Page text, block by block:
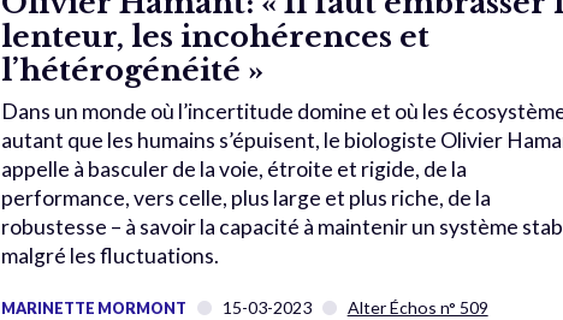
lenteur, les incohérences et
l’hétérogénéité »
Dans un monde où l’incertitude domine et où les
autant que les humains s’épuisent, le biologiste Olivier
appelle à basculer de la voie, étroite et rigide, de la
performance, vers celle, plus large et plus riche, de la
robustesse – à savoir la capacité à maintenir un système
malgré les fluctuations.
MARINETTE MORMONT 15-03-2023 Alter Échos n° 509